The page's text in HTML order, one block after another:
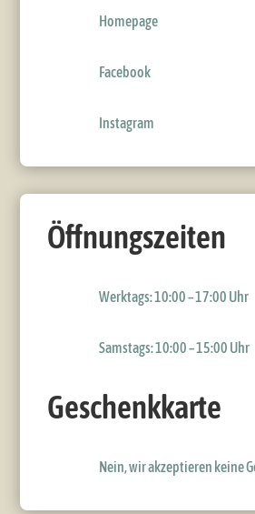
Homepage
Facebook
Instagram
Öffnungszeiten
Werktags: 10:00 – 17:00 Uhr
Samstags: 10:00 – 15:00 Uhr
Geschenkkarte
Nein, wir akzeptieren keine